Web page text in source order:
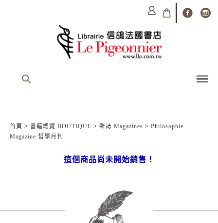
首頁 > 書籍總覽 BOUTIQUE > 雜誌 Magazines > Philosophie
Magazine 哲學月刊
這個商品尚未開始銷售！